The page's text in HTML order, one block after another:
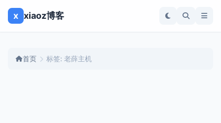
x xiaoz博客
首页 标签: 老薛主机